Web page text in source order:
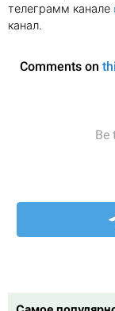
телеграмм канале
канал.